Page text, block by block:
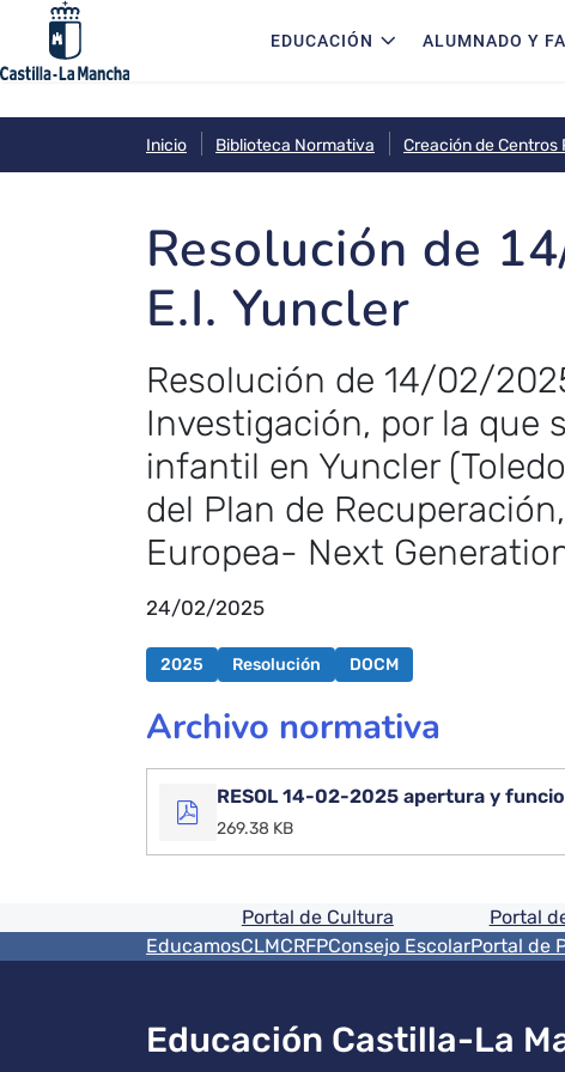
Pasar al contenido principalNavegación principal
EDUCACIÓN ALUMNADO Y
Inicio Biblioteca Normativa Creación de Centros
Resolución de
E.I. Yuncler
Resolución de 14/02/
Investigación, por la que
infantil en Yuncler
del Plan de
Europea- Next
24/02/2025
2025 Resolución DOCM
Archivo normativa
RESOL 14-02-2025 apertura y
269.38 KB
Pie de pagina información
Portal de Cultura Portal
Menú del pie
EducamosCLMCRFPConsejo EscolarPortal de
Educación Castilla-La